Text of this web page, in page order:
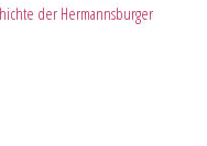
der Hermannsburger